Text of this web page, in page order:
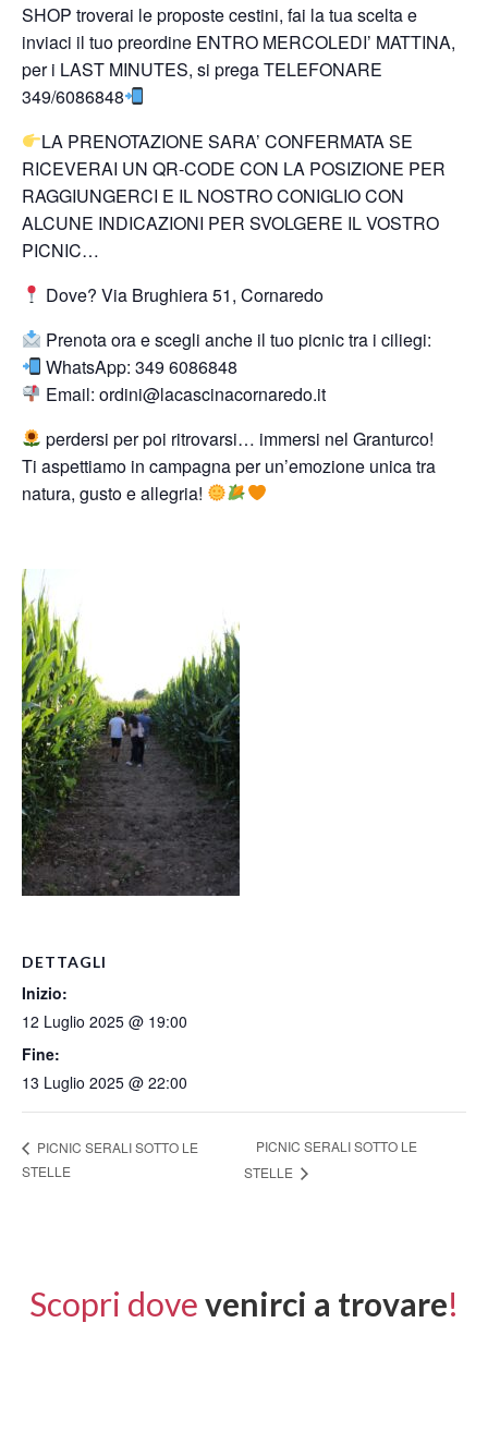
SHOP troverai le proposte cestini, fai la tua scelta e
inviaci il tuo preordine ENTRO MERCOLEDI’ MATTINA,
per i LAST MINUTES, si prega TELEFONARE
349/6086848
LA PRENOTAZIONE SARA’ CONFERMATA SE
RICEVERAI UN QR-CODE CON LA POSIZIONE PER
RAGGIUNGERCI E IL NOSTRO CONIGLIO CON
ALCUNE INDICAZIONI PER SVOLGERE IL VOSTRO
PICNIC…
Dove? Via Brughiera 51, Cornaredo
Prenota ora e scegli anche il tuo picnic tra i ciliegi:
WhatsApp: 349 6086848
Email: ordini@lacascinacornaredo.it
perdersi per poi ritrovarsi… immersi nel Granturco!
Ti aspettiamo in campagna per un’emozione unica tra
natura, gusto e allegria!
DETTAGLI
Inizio:
12 Luglio 2025 @ 19:00
Fine:
13 Luglio 2025 @ 22:00
PICNIC SERALI SOTTO LE
STELLE
PICNIC SERALI SOTTO LE
STELLE
Scopri dovevenirci a trovare!